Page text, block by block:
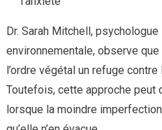
Dr. Sarah Mitchell,
environnementale, observe
l’ordre végétal un refuge
Toutefois, cette approche peut
lorsque la moindre